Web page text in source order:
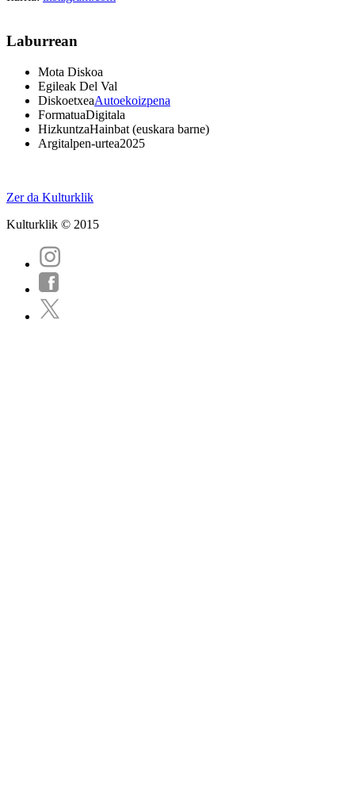
Laburrean
Mota Diskoa
Egileak Del Val
DiskoetxeaAutoekoizpena
FormatuaDigitala
HizkuntzaHainbat (euskara barne)
Argitalpen-urtea2025
Zer da Kulturklik
Kulturklik © 2015